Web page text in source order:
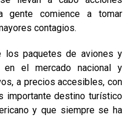
gente comience a tomar
contagios.
los paquetes de aviones y
el mercado nacional y
a precios accesibles, con
importante destino turístico
y que siempre se ha